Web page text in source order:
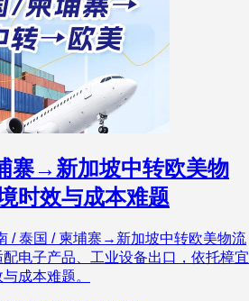
寨→新加坡中转欧美物
时效与成本难题
/ 泰国 / 柬埔寨→新加坡中转欧美物流
电子产品、工业设备出口，依托樟宜
成本难题。